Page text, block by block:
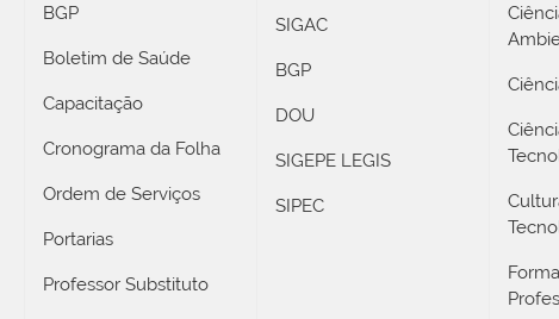
BGP
Boletim de Saúde
Capacitação
Cronograma da Folha
Ordem de Serviços
Portarias
Professor Substituto
SIGAC
BGP
DOU
SIGEPE LEGIS
SIPEC